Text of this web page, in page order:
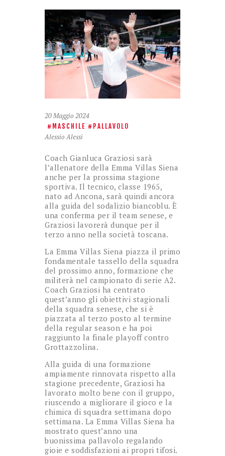
20 Maggio 2024
MASCHILE PALLAVOLO
Alessio Alessi
Coach Gianluca Graziosi sarà
l’allenatore della Emma Villas Siena
anche per la prossima stagione
sportiva. Il tecnico, classe 1965,
nato ad Ancona, sarà quindi ancora
alla guida del sodalizio biancoblu. È
una conferma per il team senese, e
Graziosi lavorerà dunque per il
terzo anno nella società toscana.
La Emma Villas Siena piazza il primo
fondamentale tassello della squadra
del prossimo anno, formazione che
militerà nel campionato di serie A2.
Coach Graziosi ha centrato
quest’anno gli obiettivi stagionali
della squadra senese, che si è
piazzata al terzo posto al termine
della regular season e ha poi
raggiunto la finale playoff contro
Grottazzolina.
Alla guida di una formazione
ampiamente rinnovata rispetto alla
stagione precedente, Graziosi ha
lavorato molto bene con il gruppo,
riuscendo a migliorare il gioco e la
chimica di squadra settimana dopo
settimana. La Emma Villas Siena ha
mostrato quest’anno una
buonissima pallavolo regalando
gioie e soddisfazioni ai propri tifosi.